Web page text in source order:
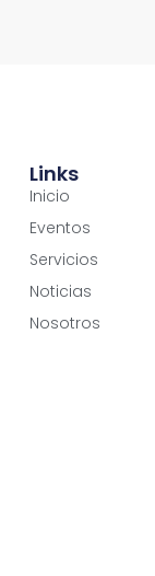
Links
Inicio
Eventos
Servicios
Noticias
Nosotros